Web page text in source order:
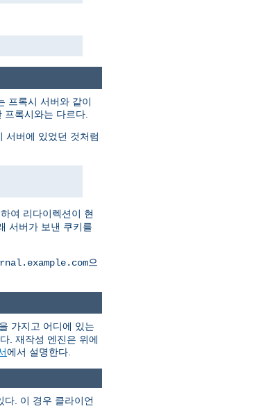
프록시 서버와 같이
록시와는 다르다.
서버에 있었던 것처럼
여 리다이렉션이 현
서버가 보낸 쿠키를
으
가지고 어디에 있는
. 재작성 엔진은 위에
에서 설명한다.
다. 이 경우 클라이언